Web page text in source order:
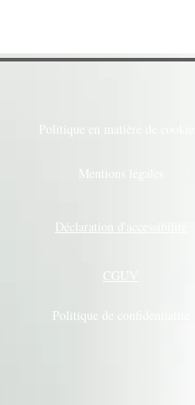
Politique en matière de cookies
Mentions légales
Déclaration d'accessibilité
CGUV
Politique de confidentialité